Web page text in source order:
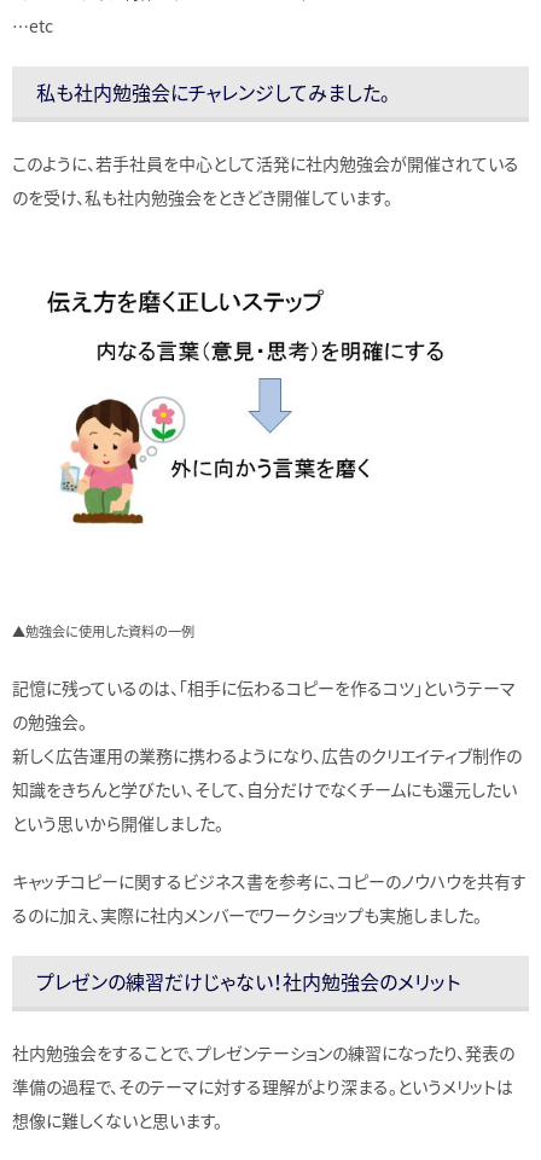
…etc
私も社内勉強会にチャレンジしてみました。
このように、若手社員を中心として活発に社内勉強会が開催されている
のを受け、私も社内勉強会をときどき開催しています。
▲勉強会に使用した資料の一例
記憶に残っているのは、「相手に伝わるコピーを作るコツ」というテーマ
の勉強会。
新しく広告運用の業務に携わるようになり、広告のクリエイティブ制作の
知識をきちんと学びたい、そして、自分だけでなくチームにも還元したい
という思いから開催しました。
キャッチコピーに関するビジネス書を参考に、コピーのノウハウを共有す
るのに加え、実際に社内メンバーでワークショップも実施しました。
プレゼンの練習だけじゃない！社内勉強会のメリット
社内勉強会をすることで、プレゼンテーションの練習になったり、発表の
準備の過程で、そのテーマに対する理解がより深まる。というメリットは
想像に難しくないと思います。